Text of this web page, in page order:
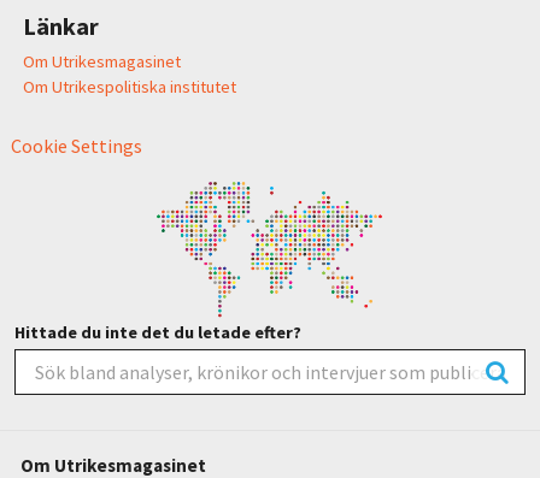
Länkar
Om Utrikesmagasinet
Om Utrikespolitiska institutet
Cookie Settings
Hittade du inte det du letade efter?
Om Utrikesmagasinet